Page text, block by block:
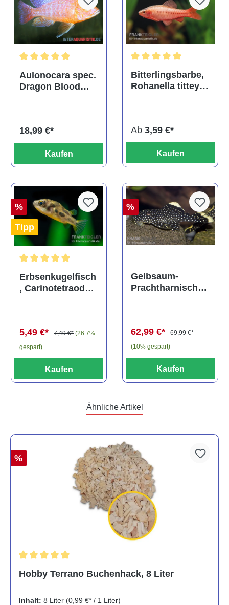
Durchschnittliche Bewertung von 5 von 5 Sternen
Aulonocara spec.
Dragon Blood
18,99 €*
Kaufen
Bitterlingsbarbe,
Rohanella titteya,
Ab 3,59 €*
Kaufen
%
Tipp
Durchschnittliche Bewertung von 5 von 5 Sternen
Erbsenkugelfisch
, Carinotetraodon
5,49 €* 7,49 €* (26.7%
gespart)
Kaufen
%
Gelbsaum-
Prachtharnischw
62,99 €*
69,99 €*
(10% gespart)
Kaufen
Ähnliche Artikel
%
Hobby Terrano Buchenhack, 8 Liter
Inhalt: 8 Liter (0,99 €* / 1 Liter)